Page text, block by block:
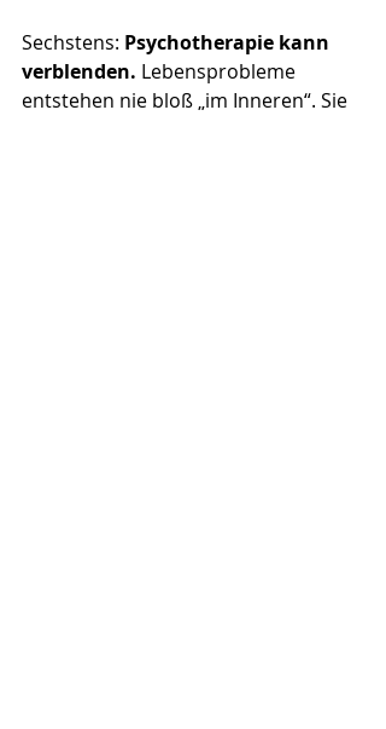
Sechstens: Psychotherapie kann
verblenden. Lebensprobleme
entstehen nie bloß „im Inneren“. Sie